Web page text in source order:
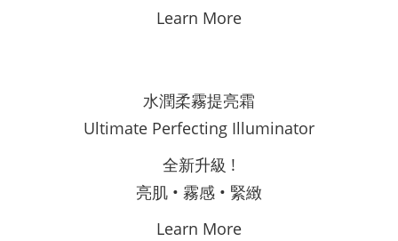
Learn More
水潤柔霧提亮霜
Ultimate Perfecting Illuminator
全新升級 !
亮肌 • 霧感 • 緊緻
Learn More